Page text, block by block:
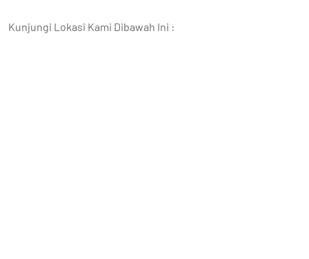
Kunjungi Lokasi Kami Dibawah Ini :